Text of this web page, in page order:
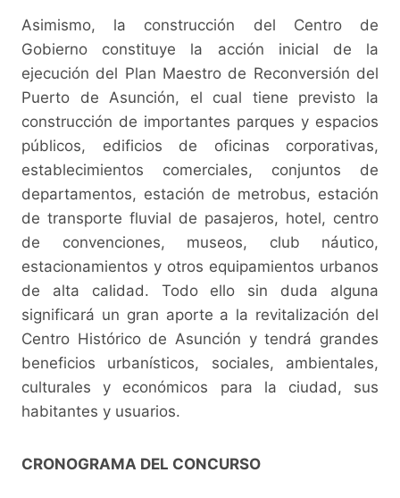
Asimismo, la construcción del Centro de
Gobierno constituye la acción inicial de la
ejecución del Plan Maestro de Reconversión del
Puerto de Asunción, el cual tiene previsto la
construcción de importantes parques y espacios
públicos, edificios de oficinas corporativas,
establecimientos comerciales, conjuntos de
departamentos, estación de metrobus, estación
de transporte fluvial de pasajeros, hotel, centro
de convenciones, museos, club náutico,
estacionamientos y otros equipamientos urbanos
de alta calidad. Todo ello sin duda alguna
significará un gran aporte a la revitalización del
Centro Histórico de Asunción y tendrá grandes
beneficios urbanísticos, sociales, ambientales,
culturales y económicos para la ciudad, sus
habitantes y usuarios.
CRONOGRAMA DEL CONCURSO